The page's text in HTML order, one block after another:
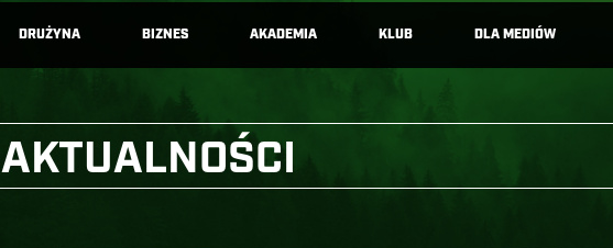
DRUŻYNA BIZNES AKADEMIA KLUB DLA MEDIÓW
AKTUALNOŚCI